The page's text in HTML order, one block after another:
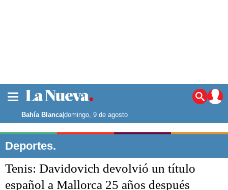
Noticias
La ciudad
Punta Alta
El mundo
Seguridad
Bahía Blanca|domingo, 9 de agosto
Deportes.
Tenis: Davidovich devolvió un título
español a Mallorca 25 años después